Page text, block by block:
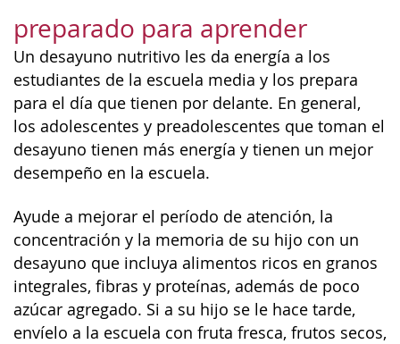
preparado para aprender
Un desayuno nutritivo les da energía a los
estudiantes de la escuela media y los prepara
para el día que tienen por delante. En general,
los adolescentes y preadolescentes que toman el
desayuno tienen más energía y tienen un mejor
desempeño en la escuela.
Ayude a mejorar el período de atención, la
concentración y la memoria de su hijo con un
desayuno que incluya alimentos ricos en granos
integrales, fibras y proteínas, además de poco
azúcar agregado. Si a su hijo se le hace tarde,
envíelo a la escuela con fruta fresca, frutos secos,